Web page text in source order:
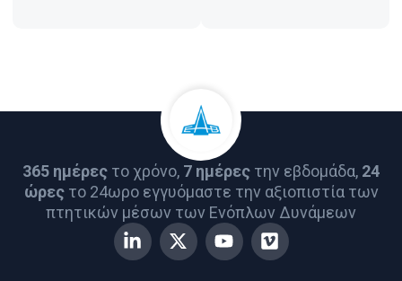
365 ημέρες το χρόνο, 7 ημέρες την εβδομάδα, 24
ώρεςτο 24ωρο εγγυόμαστε την αξιοπιστία των
πτητικών μέσων των Ενόπλων Δυνάμεων